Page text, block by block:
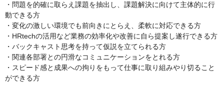
・問題を的確に取らえ課題を抽出し、課題解決に向けて主体的に行
動できる方
・変化の激しい環境でも前向きにとらえ、柔軟に対応できる方
・HRtechの活用など業務の効率化や改善に自ら提案し遂行できる方
・バックキャスト思考を持って仮説を立てられる方
・関連各部署との円滑なコミュニケーションをとれる方
・スピード感と成果への拘りをもって仕事に取り組みやり切ること
ができる方